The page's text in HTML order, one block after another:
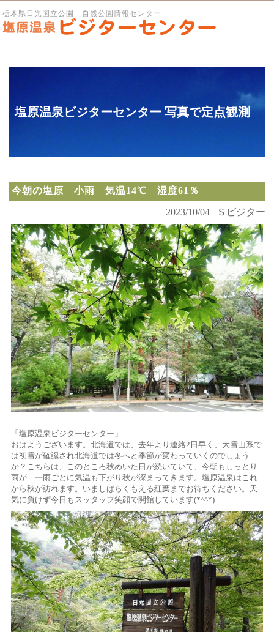
栃木県日光国立公園 自然公園情報センター
塩原温泉ビジターセンター 写真で定点観測
今朝の塩原 小雨 気温14℃ 湿度61％
2023/10/04 | Ｓビジター
「塩原温泉ビジターセンター」
おはようございます。北海道では、去年より連絡2日早く、大雪山系で
は初雪が確認され北海道では冬へと季節が変わっていくのでしょう
か？こちらは、このところ秋めいた日が続いていて、今朝もしっとり
雨が…一雨ごとに気温も下がり秋が深まってきます。塩原温泉はこれ
から秋が訪れます。いましばらくもえる紅葉までお待ちください。天
気に負けず今日もスッタッフ笑顔で開館しています(*^^*)